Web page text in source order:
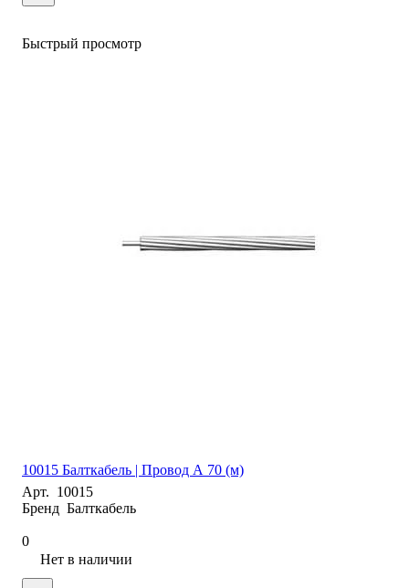
Быстрый просмотр
10015 Балткабель | Провод А 70 (м)
Арт. 10015
Бренд Балткабель
0
Нет в наличии